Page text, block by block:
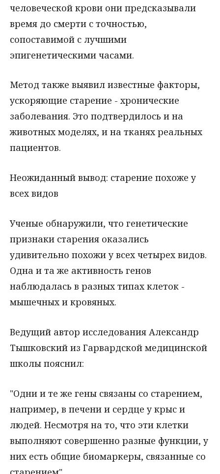
человеческой крови они предсказывали
время до смерти с точностью,
сопоставимой с лучшими
эпигенетическими часами.
Метод также выявил известные факторы,
ускоряющие старение - хронические
заболевания. Это подтвердилось и на
животных моделях, и на тканях реальных
пациентов.
Неожиданный вывод: старение похоже у
всех видов
Ученые обнаружили, что генетические
признаки старения оказались
удивительно похожи у всех четырех видов.
Одна и та же активность генов
наблюдалась в разных типах клеток -
мышечных и кровяных.
Ведущий автор исследования Александр
Тышковский из Гарвардской медицинской
школы пояснил:
"Одни и те же гены связаны со старением,
например, в печени и сердце у крыс и
людей. Несмотря на то, что эти клетки
выполняют совершенно разные функции, у
них есть общие биомаркеры, связанные со